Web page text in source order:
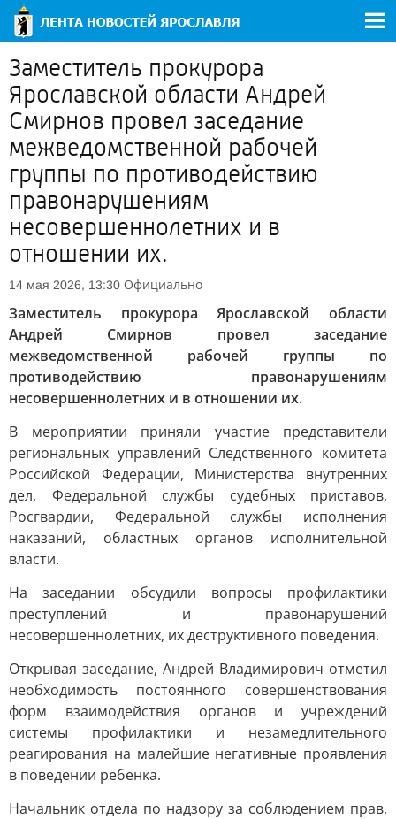
Заместитель прокурора
Ярославской области Андрей
Смирнов провел заседание
межведомственной рабочей
группы по противодействию
правонарушениям
несовершеннолетних и в
отношении их.
14 мая 2026, 13:30 Официально
Заместитель прокурора Ярославской области
Андрей Смирнов провел заседание
межведомственной рабочей группы по
противодействию правонарушениям
несовершеннолетних и в отношении их.
В мероприятии приняли участие представители
региональных управлений Следственного комитета
Российской Федерации, Министерства внутренних
дел, Федеральной службы судебных приставов,
Росгвардии, Федеральной службы исполнения
наказаний, областных органов исполнительной
власти.
На заседании обсудили вопросы профилактики
преступлений и правонарушений
несовершеннолетних, их деструктивного поведения.
Открывая заседание, Андрей Владимирович отметил
необходимость постоянного совершенствования
форм взаимодействия органов и учреждений
системы профилактики и незамедлительного
реагирования на малейшие негативные проявления
в поведении ребенка.
Начальник отдела по надзору за соблюдением прав,